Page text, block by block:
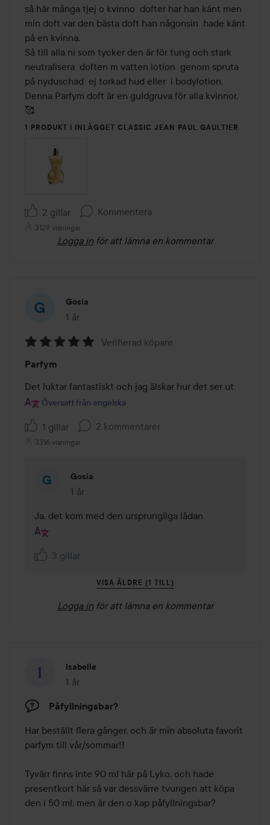
så här många tjej o kvinno  dofter har han känt men
min doft var den bästa doft han någonsin  hade känt
på en kvinna.
Så till alla ni som tycker den är för tung och stark
neutralisera  doften m vatten lotion  genom spruta
på nyduschad  ej torkad hud eller  i bodylotion.
Denna Parfym doft är en guldgruva för alla kvinnor.
🥰
1 PRODUKT I INLÄGGET CLASSIC JEAN PAUL GAULTIER
2 gillar Kommentera
3129 visningar
Logga in för att lämna en kommentar
Gosia
1 år
Inlägget skapades 1 år
5
av
5
Verifierad köpare
Parfym
Det luktar fantastiskt och jag älskar hur det ser ut
Översatt från engelska
1 gillar 2 kommentarer
3316 visningar
Gosia
1 år
Kommentaren lades 1 år
Ja, det kom med den ursprungliga lådan
3 gillar
VISA ÄLDRE (1 TILL)
Logga in för att lämna en kommentar
Isabelle
1 år
Inlägget skapades 1 år
Påfyllningsbar?
Har beställt flera gånger, och är min absoluta favorit
parfym till vår/sommar!!
Tyvärr finns inte 90 ml här på Lyko, och hade
presentkort här så var dessvärre tvungen att köpa
den i 50 ml, men är den o kap påfyllningsbar?